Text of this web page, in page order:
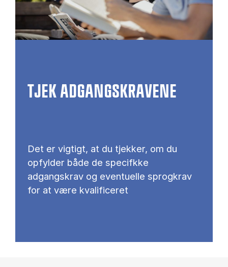
TJEK ADGANGSKRAVENE
Det er vigtigt, at du tjekker, om du
opfylder både de specifkke
adgangskrav og eventuelle sprogkrav
for at være kvalificeret